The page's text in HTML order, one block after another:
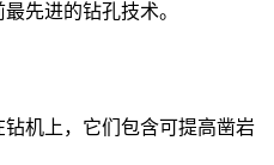
先进的钻孔技术。
机上，它们包含可提高凿岩